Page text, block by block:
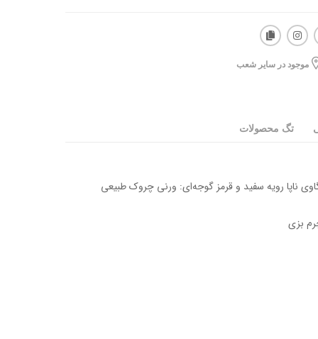
موجود در سایر شعب
تگ محصولات
ناپا رویه سفید و قرمز گوجه‌ای: ورنی چروک طبیعی